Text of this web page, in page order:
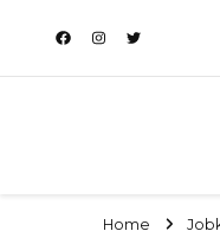
Home